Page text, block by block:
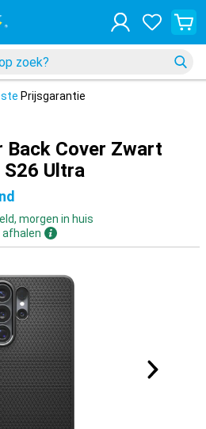
Prijsgarantie
Back Cover Zwart
S26 Ultra
morgen in huis